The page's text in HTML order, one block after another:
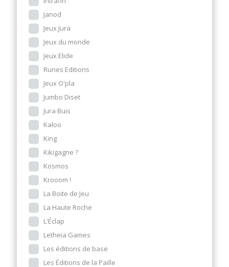
Janod
Jeux Jura
Jeux du monde
Jeux Elide
Runes Editions
Jeux O'pla
Jumbo Diset
Jura Buis
Kaloo
King
Kikigagne ?
Kosmos
Krooom !
La Boite de Jeu
La Haute Roche
L'Éclap
Letheia Games
Les éditions de base
Les Éditions de la Paille